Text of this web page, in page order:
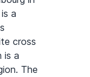
a
cross
is a
The